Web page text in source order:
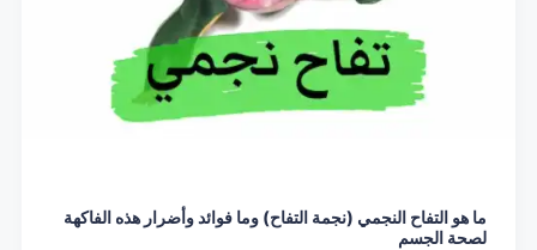
ما هو التفاح النجمي (نجمة التفاح) وما فوائد وأضرار هذه الفاكهة
لصحة الجسم